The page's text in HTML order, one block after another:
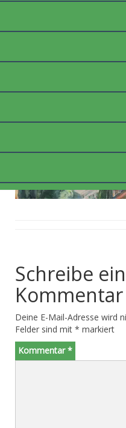
Schreibe
Kommentar
Deine E-Mail-Adresse wird
Felder sind mit * markiert
Kommentar*